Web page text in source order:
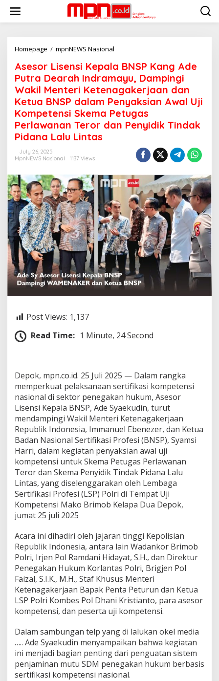
i
Homepage / mpnNEWS Nasional
e
s
o
r
L
i
s
e
p
a
l
a
B
N
S
P
K
a
n
g
A
d
a
r
a
h
I
n
d
r
m
a
y
u
,
D
a
i
n
g
i
W
a
i
l
M
n
t
e
r
i
K
Asesor Lisensi Kepala BNSP Kang Ade
Putra Dearah Indramayu, Dampingi
Wakil Menteri Ketenagakerjaan dan
Ketua BNSP dalam Penyaksian Awal Uji
Kompetensi Skema Petugas
Perlawanan Teror dan Penyidik Tindak
Pidana Lalu Lintas
July 26, 2025
MpnNEWS Nasional
1137 Views
Post Views: 1,137
Read Time: 1 Minute, 24 Second
Depok, mpn.co.id. 25 Juli 2025 — Dalam rangka
memperkuat pelaksanaan sertifikasi kompetensi
nasional di sektor penegakan hukum, Asesor
Lisensi Kepala BNSP, Ade Syaekudin, turut
mendampingi Wakil Menteri Ketenagakerjaan
Republik Indonesia, Immanuel Ebenezer, dan Ketua
Badan Nasional Sertifikasi Profesi (BNSP), Syamsi
Harri, dalam kegiatan penyaksian awal uji
kompetensi untuk Skema Petugas Perlawanan
Teror dan Skema Penyidik Tindak Pidana Lalu
Lintas, yang diselenggarakan oleh Lembaga
Sertifikasi Profesi (LSP) Polri di Tempat Uji
Kompetensi Mako Brimob Kelapa Dua Depok,
jumat 25 juli 2025
Acara ini dihadiri oleh jajaran tinggi Kepolisian
Republik Indonesia, antara lain Wadankor Brimob
Polri, Irjen Pol Ramdani Hidayat, S.H., dan Direktur
Penegakan Hukum Korlantas Polri, Brigjen Pol
Faizal, S.I.K., M.H., Staf Khusus Menteri
Ketenagakerjaan Bapak Penta Peturun dan Ketua
LSP Polri Kombes Pol Dhani Kristianto, para asesor
kompetensi, dan peserta uji kompetensi.
Dalam sambungan telp yang di lalukan okel media
….. Ade Syaekudin menyampaikan bahwa kegiatan
ini menjadi bagian penting dari penguatan sistem
penjaminan mutu SDM penegakan hukum berbasis
sertifikasi kompetensi nasional.